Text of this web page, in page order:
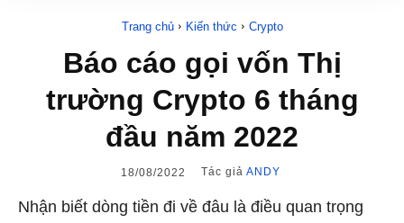
Trang chủ Kiến thức Crypto
Báo cáo gọi vốn Thị
trường Crypto 6 tháng
đầu năm 2022
18/08/2022 Tác giả ANDY
Nhận biết dòng tiền đi về đâu là điều quan trọng